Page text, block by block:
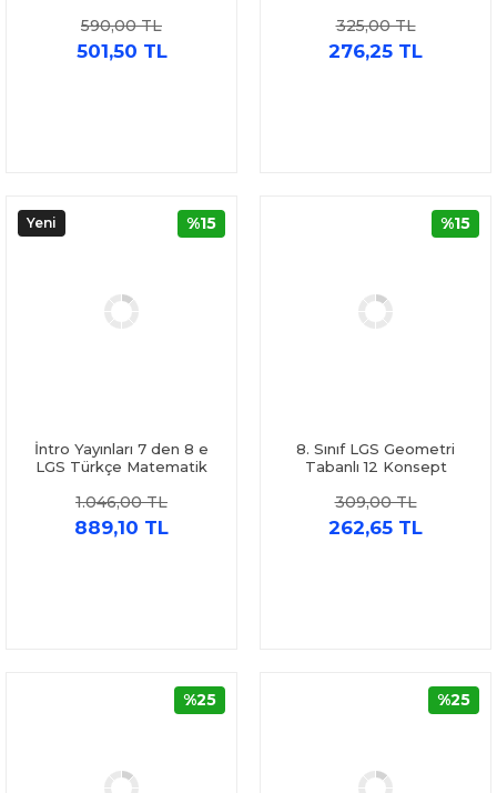
590,00 TL
501,50 TL
325,00 TL
276,25 TL
Yeni
İntro Yayınları 7 den 8 e
LGS Türkçe Matematik
1.046,00 TL
889,10 TL
%15
8. Sınıf LGS Geometri
Tabanlı 12 Konsept
309,00 TL
262,65 TL
%15
%25 %25